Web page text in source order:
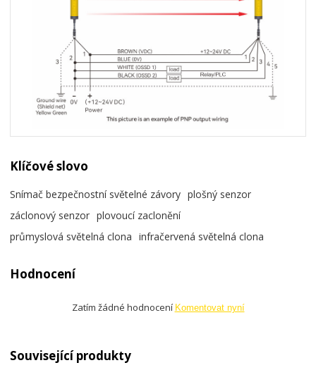
Klíčové slovo
Snímač bezpečnostní světelné závory plošný senzor
záclonový senzor plovoucí zaclonění
průmyslová světelná clona
infračervená světelná clona
Hodnocení
Zatím žádné hodnocení Komentovat nyní
Související produkty